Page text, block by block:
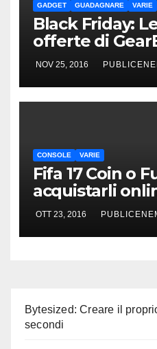
GADGET GUADAGNARE VARIE
Black Friday:
offerte di
NOV 25, 2016
CONSOLE VARIE
Fifa 17 Coin o
acquistarli
OTT 23, 2016
Bytesized: Creare il
secondi